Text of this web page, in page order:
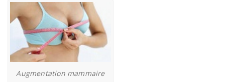
Augmentation mammaire